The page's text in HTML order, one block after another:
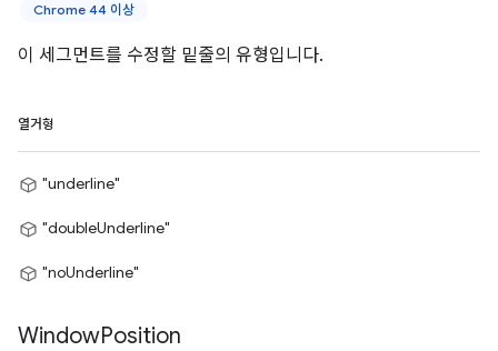
Chrome 44 이상
이 세그먼트를 수정할 밑줄의 유형입니다.
열거형
"underline"
"doubleUnderline"
"noUnderline"
WindowPosition